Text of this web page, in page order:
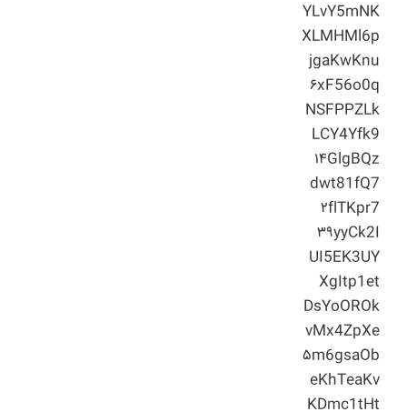
YLvY5mNK
XLMHMl6p
jgaKwKnu
۶xF56o0q
NSFPPZLk
LCY4Yfk9
۱۴GlgBQz
dwt81fQ7
۲flTKpr7
۳۹yyCk2I
UI5EK3UY
XgItp1et
DsYoOROk
vMx4ZpXe
۵m6gsaOb
eKhTeaKv
KDmc1tHt